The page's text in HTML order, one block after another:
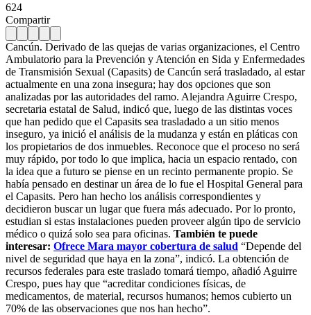
624
Compartir
Cancún. Derivado de las quejas de varias organizaciones, el Centro
Ambulatorio para la Prevención y Atención en Sida y Enfermedades
de Transmisión Sexual (Capasits) de Cancún será trasladado, al estar
actualmente en una zona insegura; hay dos opciones que son
analizadas por las autoridades del ramo. Alejandra Aguirre Crespo,
secretaria estatal de Salud, indicó que, luego de las distintas voces
que han pedido que el Capasits sea trasladado a un sitio menos
inseguro, ya inició el análisis de la mudanza y están en pláticas con
los propietarios de dos inmuebles. Reconoce que el proceso no será
muy rápido, por todo lo que implica, hacia un espacio rentado, con
la idea que a futuro se piense en un recinto permanente propio. Se
había pensado en destinar un área de lo fue el Hospital General para
el Capasits. Pero han hecho los análisis correspondientes y
decidieron buscar un lugar que fuera más adecuado. Por lo pronto,
estudian si estas instalaciones pueden proveer algún tipo de servicio
médico o quizá solo sea para oficinas. También te puede
interesar: Ofrece Mara mayor cobertura de salud “Depende del
nivel de seguridad que haya en la zona”, indicó. La obtención de
recursos federales para este traslado tomará tiempo, añadió Aguirre
Crespo, pues hay que “acreditar condiciones físicas, de
medicamentos, de material, recursos humanos; hemos cubierto un
70% de las observaciones que nos han hecho”.